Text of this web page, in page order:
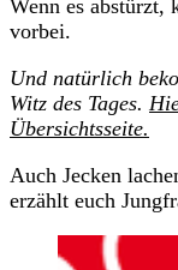
Wenn es abstürzt,
vorbei.
Und natürlich
Witz des Tages.
Übersichtsseite.
Auch Jecken
erzählt euch